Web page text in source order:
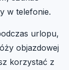
w telefonie.
urlopu,
objazdowej
korzystać z